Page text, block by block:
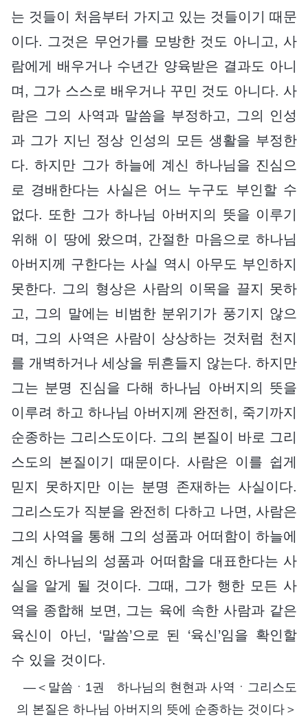
는 것들이 처음부터 가지고 있는 것들이기 때문
이다. 그것은 무언가를 모방한 것도 아니고, 사
람에게 배우거나 수년간 양육받은 결과도 아니
며, 그가 스스로 배우거나 꾸민 것도 아니다. 사
람은 그의 사역과 말씀을 부정하고, 그의 인성
과 그가 지닌 정상 인성의 모든 생활을 부정한
다. 하지만 그가 하늘에 계신 하나님을 진심으
로 경배한다는 사실은 어느 누구도 부인할 수
없다. 또한 그가 하나님 아버지의 뜻을 이루기
위해 이 땅에 왔으며, 간절한 마음으로 하나님
아버지께 구한다는 사실 역시 아무도 부인하지
못한다. 그의 형상은 사람의 이목을 끌지 못하
고, 그의 말에는 비범한 분위기가 풍기지 않으
며, 그의 사역은 사람이 상상하는 것처럼 천지
를 개벽하거나 세상을 뒤흔들지 않는다. 하지만
그는 분명 진심을 다해 하나님 아버지의 뜻을
이루려 하고 하나님 아버지께 완전히, 죽기까지
순종하는 그리스도이다. 그의 본질이 바로 그리
스도의 본질이기 때문이다. 사람은 이를 쉽게
믿지 못하지만 이는 분명 존재하는 사실이다.
그리스도가 직분을 완전히 다하고 나면, 사람은
그의 사역을 통해 그의 성품과 어떠함이 하늘에
계신 하나님의 성품과 어떠함을 대표한다는 사
실을 알게 될 것이다. 그때, 그가 행한 모든 사
역을 종합해 보면, 그는 육에 속한 사람과 같은
육신이 아닌, ‘말씀’으로 된 ‘육신’임을 확인할
수 있을 것이다.
―＜말씀ㆍ1권 하나님의 현현과 사역ㆍ그리스도
의 본질은 하나님 아버지의 뜻에 순종하는 것이다＞